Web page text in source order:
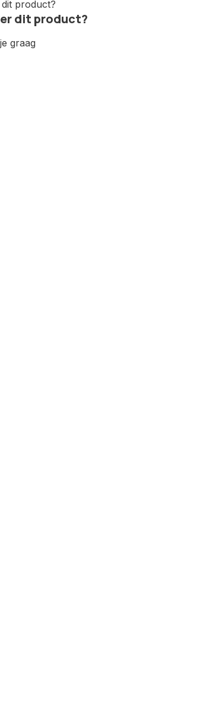
dit product?
graag